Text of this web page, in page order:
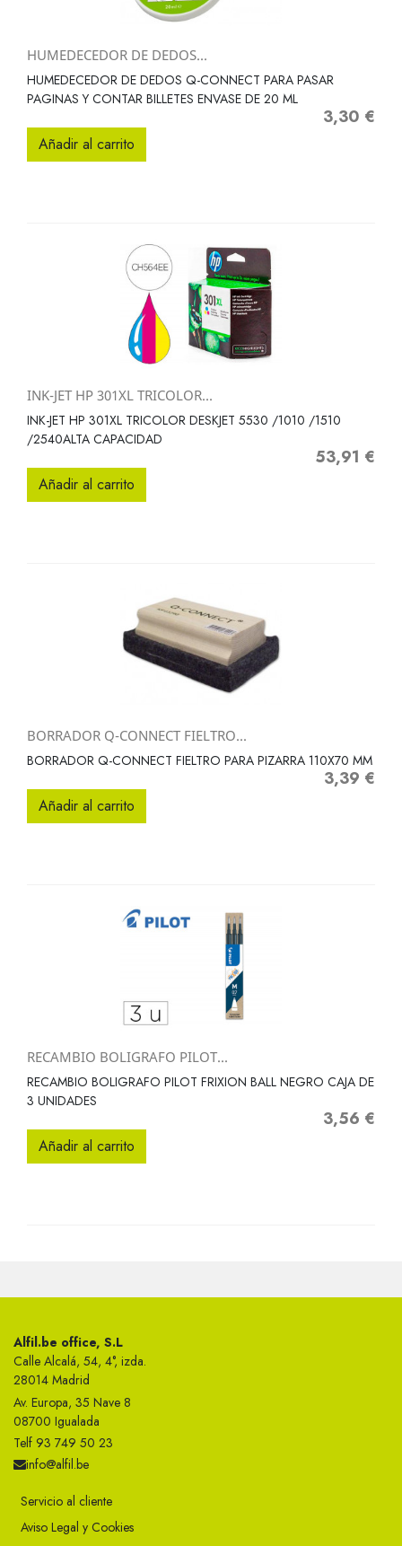
HUMEDECEDOR DE DEDOS...
HUMEDECEDOR DE DEDOS Q-CONNECT PARA PASAR
PAGINAS Y CONTAR BILLETES ENVASE DE 20 ML
Precio
3,30 €
Añadir al carrito
INK-JET HP 301XL TRICOLOR...
INK-JET HP 301XL TRICOLOR DESKJET 5530 /1010 /1510
/2540ALTA CAPACIDAD
Precio
53,91 €
Añadir al carrito
BORRADOR Q-CONNECT FIELTRO...
BORRADOR Q-CONNECT FIELTRO PARA PIZARRA 110X70 MM
Precio
3,39 €
Añadir al carrito
RECAMBIO BOLIGRAFO PILOT...
RECAMBIO BOLIGRAFO PILOT FRIXION BALL NEGRO CAJA DE
3 UNIDADES
Precio
3,56 €
Añadir al carrito
Alfil.be office, S.L
Calle Alcalá, 54, 4°, izda.
28014 Madrid
Av. Europa, 35 Nave 8
08700 Igualada
Telf 93 749 50 23
info@alfil.be
Servicio al cliente
Aviso Legal y Cookies